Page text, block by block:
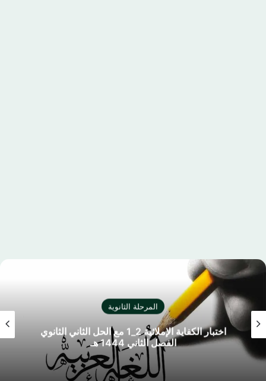
المرحلة الثانوية
اختبار الكفاية الإملائية 2_1 مع الحل الثاني الثانوي
الفصل الثاني 1444 هـ